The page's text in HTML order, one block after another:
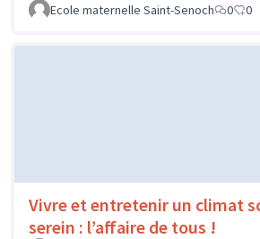
Ecole maternelle Saint-Senoch
0 0
Vivre et entretenir un climat
serein : l’affaire de tous !